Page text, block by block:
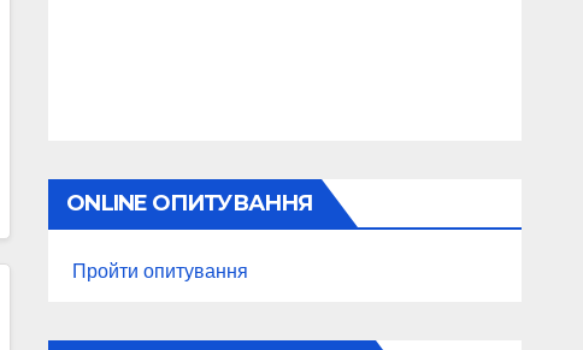
ONLINE ОПИТУВАННЯ
Пройти опитування